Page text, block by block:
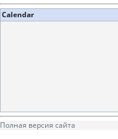
Calendar
Полная версия сайта